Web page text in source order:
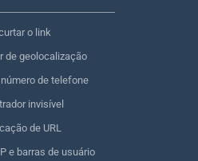
o link
de geolocalização
de telefone
invisível
de URL
e barras de usuário